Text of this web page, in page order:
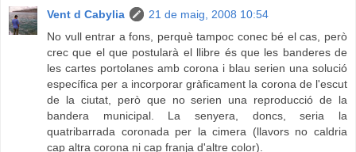
Vent d Cabylia
21 de maig, 2008 10:54
No vull entrar a fons, perquè tampoc conec bé el cas, però
crec que el que postularà el llibre és que les banderes de
les cartes portolanes amb corona i blau serien una solució
específica per a incorporar gràficament la corona de l'escut
de la ciutat, però que no serien una reproducció de la
bandera municipal. La senyera, doncs, seria la
quatribarrada coronada per la cimera (llavors no caldria
cap altra corona ni cap franja d'altre color).